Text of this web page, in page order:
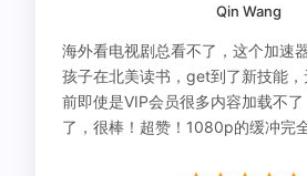
Qin Wang
海外看电视剧总看不了，这个加速
孩子在北美读书，get到了新技能
前即使是VIP会员很多内容加载不
了，很棒！超赞！1080p的缓冲完